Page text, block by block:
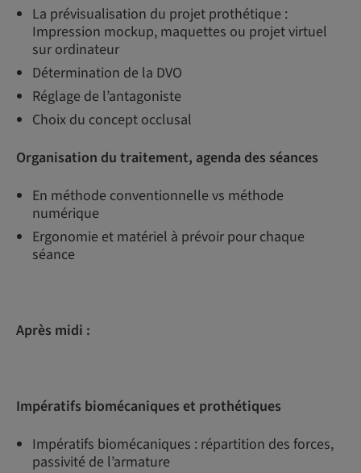
La prévisualisation du projet prothétique :
Impression mockup, maquettes ou projet virtuel
sur ordinateur
Détermination de la DVO
Réglage de l’antagoniste
Choix du concept occlusal
Organisation du traitement, agenda des séances
En méthode conventionnelle vs méthode
numérique
Ergonomie et matériel à prévoir pour chaque
séance
Après midi :
Impératifs biomécaniques et prothétiques
Impératifs biomécaniques : répartition des forces,
passivité de l’armature